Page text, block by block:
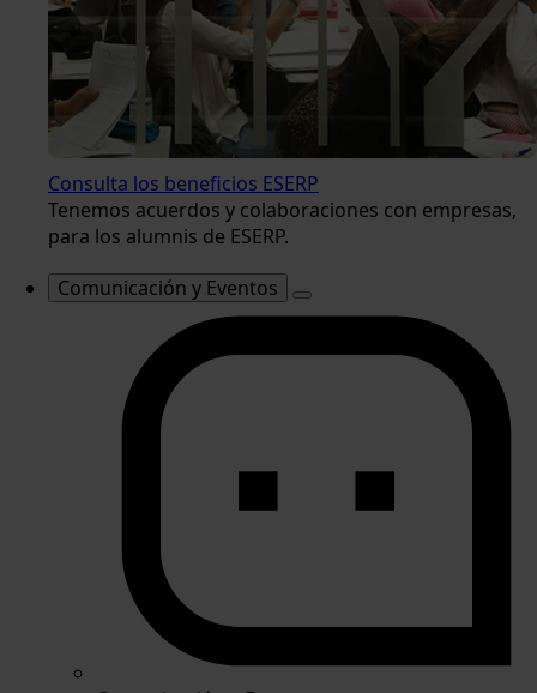
Consulta los beneficios ESERP
Tenemos acuerdos y colaboraciones con empresas,
para los alumnis de ESERP.
Comunicación y Eventos